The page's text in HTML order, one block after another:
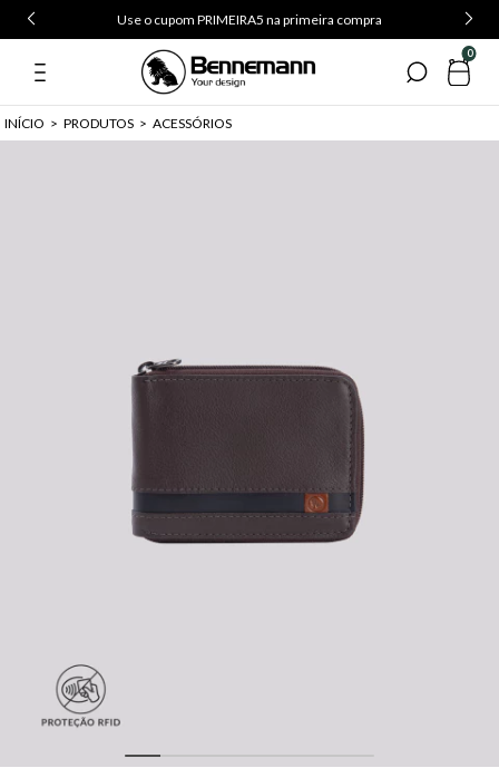
Use o cupom PRIMEIRA5 na primeira compra
0
INÍCIO > PRODUTOS > ACESSÓRIOS